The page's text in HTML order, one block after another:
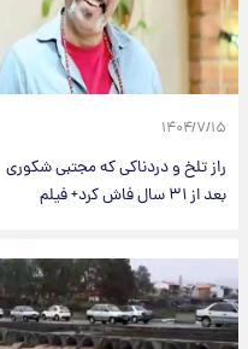
۱۴۰۴/۷/۱۵
راز تلخ و دردناکی که مجتبی شکوری
بعد از ۳۱ سال فاش کرد+ فیلم